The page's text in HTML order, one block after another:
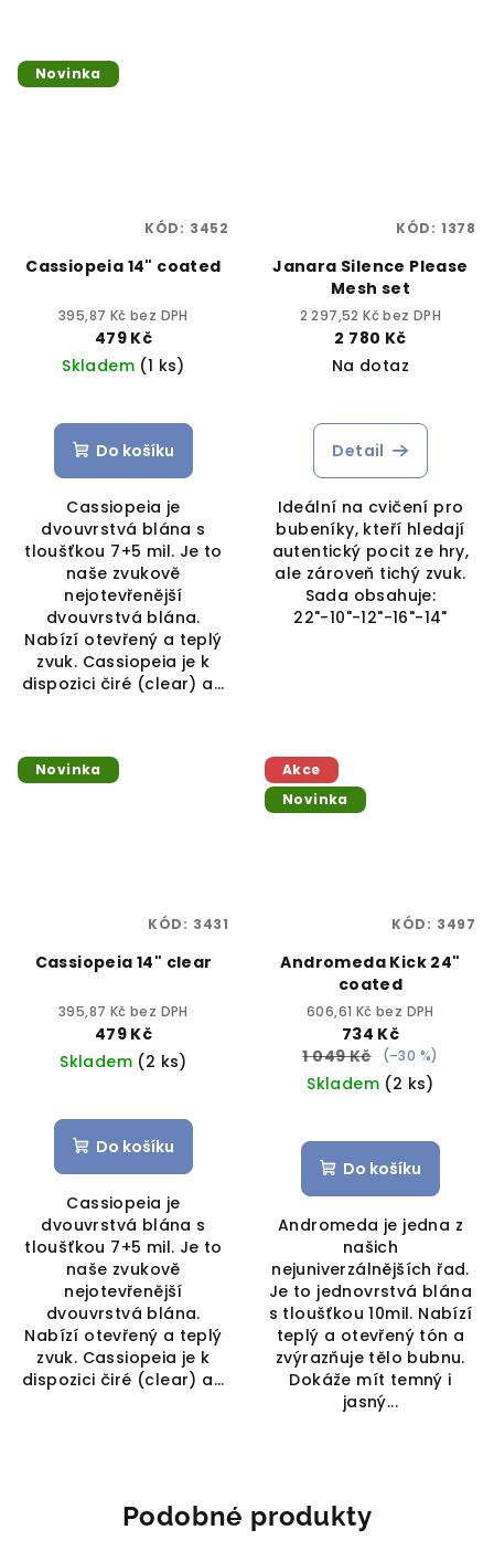
Novinka
Cassiopeia 14" coated
395,87 Kč bez DPH
479 Kč
Skladem (1 ks)
Do košíku
Cassiopeia je
dvouvrstvá blána s
tloušťkou 7+5 mil. Je to
naše zvukově
nejotevřenější
dvouvrstvá blána.
Nabízí otevřený a teplý
zvuk. Cassiopeia je k
dispozici čiré (clear) a...
KÓD: 3452
Janara Silence Please
Mesh set
2 297,52 Kč bez DPH
2 780 Kč
Na dotaz
Detail
Ideální na cvičení pro
bubeníky, kteří hledají
autentický pocit ze hry,
ale zároveň tichý zvuk.
Sada obsahuje:
22"-10"-12"-16"-14"
KÓD: 1378
Novinka
Cassiopeia 14" clear
395,87 Kč bez DPH
479 Kč
Skladem (2 ks)
Do košíku
Cassiopeia je
dvouvrstvá blána s
tloušťkou 7+5 mil. Je to
naše zvukově
nejotevřenější
dvouvrstvá blána.
Nabízí otevřený a teplý
zvuk. Cassiopeia je k
dispozici čiré (clear) a...
KÓD: 3431
Akce
Novinka
Andromeda Kick 24"
coated
606,61 Kč bez DPH
734 Kč
1 049 Kč
(–30 %)
Skladem (2 ks)
Do košíku
Andromeda je jedna z
našich
nejuniverzálnějších řad.
Je to jednovrstvá blána
s tloušťkou 10mil. Nabízí
teplý a otevřený tón a
zvýrazňuje tělo bubnu.
Dokáže mít temný i
jasný...
KÓD: 3497
Podobné produkty